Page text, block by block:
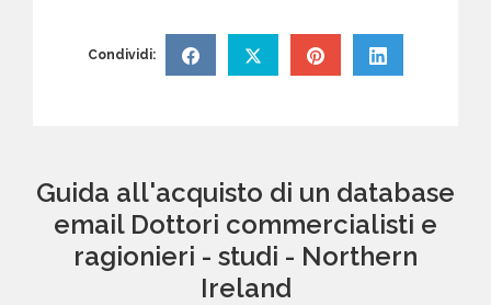
Condividi:
Guida all'acquisto di un database
email Dottori commercialisti e
ragionieri - studi - Northern
Ireland